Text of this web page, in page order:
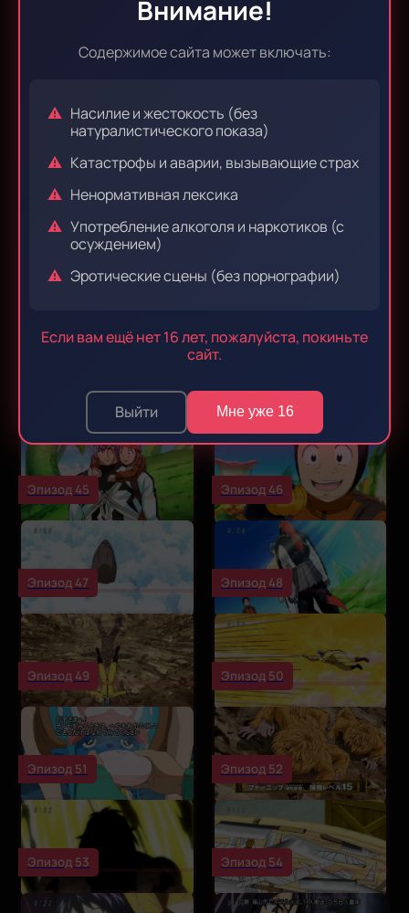
Внимание!
Содержимое сайта может включать:
Насилие и жестокость (без
натуралистического показа)
Катастрофы и аварии, вызывающие страх
Ненормативная лексика
Употребление алкоголя и наркотиков (с
осуждением)
Эротические сцены (без порнографии)
Если вам ещё нет 16 лет, пожалуйста, покиньте
сайт.
Выйти Мне уже 16
Эпизод 36
Эпизод 37 Эпизод 38
Эпизод 43 Эпизод 44
Эпизод 45 Эпизод 46
Эпизод 47 Эпизод 48
Эпизод 49 Эпизод 50
Эпизод 51 Эпизод 52
Эпизод 53 Эпизод 54